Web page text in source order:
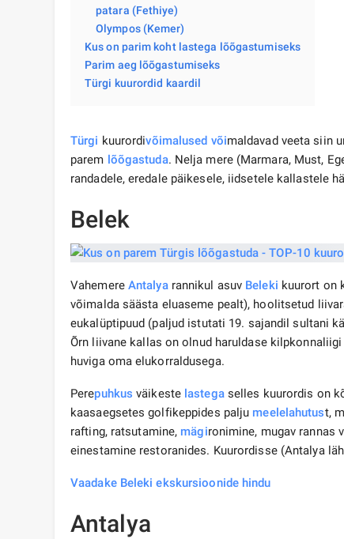
patara (Fethiye)
Olympos (Kemer)
Kus on parim koht lastega lõõgastumiseks
Parim aeg lõõgastumiseks
Türgi kuurordid kaardil
Türgi kuurordivõimalused võimaldavad veeta siin
parem lõõgastuda. Nelja mere (Marmara, Must,
randadele, eredale päikesele, iidsetele kallastele
Belek
Vahemere Antalyarannikul asuv Beleki kuurort on
võimalda säästa eluaseme pealt), hoolitsetud
eukalüptipuud (paljud istutati 19. sajandil sultani
Õrn liivane kallas on olnud haruldase
huviga oma elukorraldusega.
Perepuhkus väikeste lastegaselles kuurordis on
kaasaegsetes golfikeppides palju meelelahutust,
rafting, ratsutamine, mägironimine, mugav rannas
einestamine restoranides. Kuurordisse (Antalya
Vaadake Beleki ekskursioonide hindu
Antalya